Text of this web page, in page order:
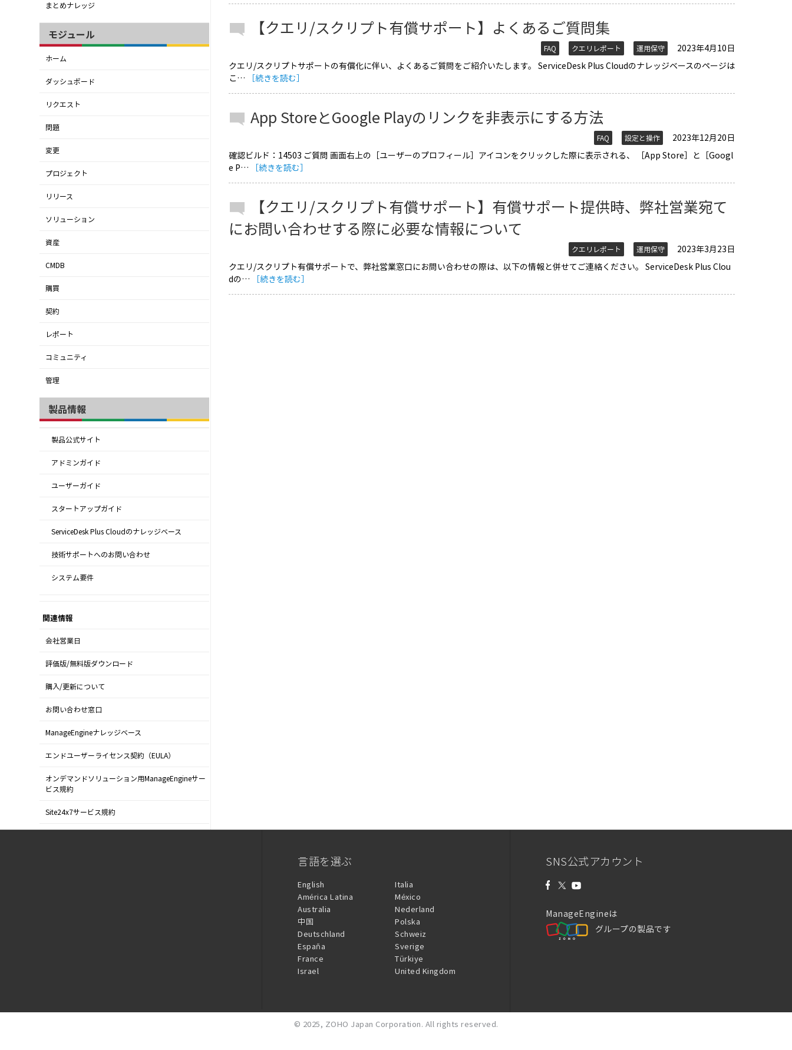
まとめナレッジ
モジュール
ホーム
ダッシュボード
リクエスト
問題
変更
プロジェクト
リリース
ソリューション
資産
CMDB
購買
契約
レポート
コミュニティ
管理
製品情報
製品公式サイト
アドミンガイド
ユーザーガイド
スタートアップガイド
ServiceDesk Plus Cloudのナレッジベース
技術サポートへのお問い合わせ
システム要件
関連情報
会社営業日
評価版/無料版ダウンロード
購入/更新について
お問い合わせ窓口
ManageEngineナレッジベース
エンドユーザーライセンス契約（EULA）
オンデマンドソリューション用ManageEngineサー
ビス規約
Site24x7サービス規約
【クエリ/スクリプト有償サポート】よくあるご質問集
FAQ クエリレポート 運用保守
2023年4月10日
クエリ/スクリプトサポートの有償化に伴い、よくあるご質問をご紹介いたします。 ServiceDesk Plus Cloudのナレッジベースのページは
こ…
［続きを読む］
App StoreとGoogle Playのリンクを非表示にする方法
FAQ 設定と操作
2023年12月20日
確認ビルド：14503 ご質問 画面右上の［ユーザーのプロフィール］アイコンをクリックした際に表示される、 ［App Store］と［Googl
e P…
［続きを読む］
【クエリ/スクリプト有償サポート】有償サポート提供時、弊社営業宛て
にお問い合わせする際に必要な情報について
クエリレポート 運用保守
2023年3月23日
クエリ/スクリプト有償サポートで、弊社営業窓口にお問い合わせの際は、以下の情報と併せてご連絡ください。 ServiceDesk Plus Clou
dの…
［続きを読む］
言語を選ぶ
English
América Latina
Australia
中国
Deutschland
España
France
Israel
Italia
México
Nederland
Polska
Schweiz
Sverige
Türkiye
United Kingdom
SNS公式アカウント
ManageEngineは
グループの製品です
© 2025, ZOHO Japan Corporation. All rights reserved.